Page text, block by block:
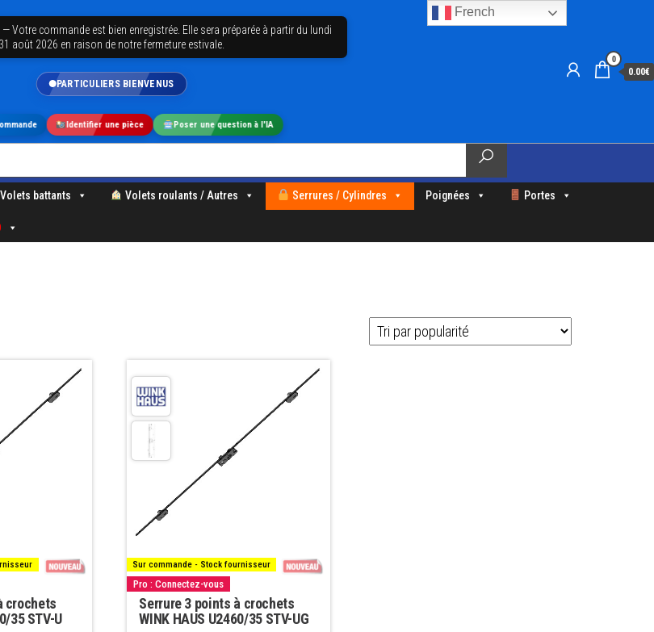
0
0.00€
Identifier une pièce Poser une question à l'IA
—Votre commande est bien enregistrée. Elle sera préparée à partir du lundi
31 août 2026 en raison de notre fermeture estivale.
Volets battants Volets roulants / Autres Serrures / Cylindres Poignées Portes
crochets
35 STV-U
Sur commande - Stock fournisseur
Pro : Connectez-vous
Serrure 3 points à crochets
WINK HAUS U2460/35 STV-UG
French
PARTICULIERS BIENVENUS